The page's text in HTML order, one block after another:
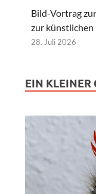
Bild-Vortrag
zur
28. Juli 2026
EIN KLEINER